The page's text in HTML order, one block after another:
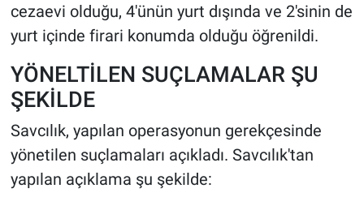
cezaevi olduğu, 4'ünün yurt dışında ve 2'sinin de
yurt içinde firari konumda olduğu öğrenildi.
YÖNELTİLEN SUÇLAMALAR ŞU
ŞEKİLDE
Savcılık, yapılan operasyonun gerekçesinde
yönetilen suçlamaları açıkladı. Savcılık'tan
yapılan açıklama şu şekilde: